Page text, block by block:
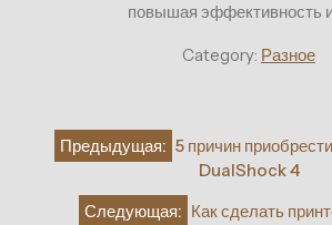
повышая эффективность
Category: Разное
Навигация
записям
Предыдущая: 5 причин
DualShock 4
Следующая: Как сделать